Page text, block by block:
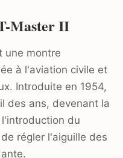
Master II
une montre
à l'aviation civile et
Introduite en 1954,
des ans, devenant la
du
régler l'aiguille des